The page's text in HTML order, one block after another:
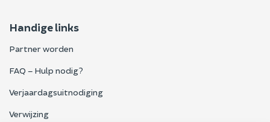
Handige links
Partner worden
FAQ – Hulp nodig?
Verjaardagsuitnodiging
Verwijzing